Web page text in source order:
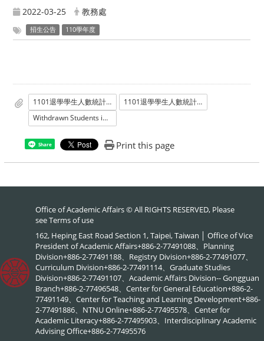
2022-03-25 教務處
招生公告 110學年度
1101退學學生人數統計_學士班
1101退學學生人數統計_學士班
Withdrawn Students in the semester of fall 2021_Undergraduat
Share Print this page
Office of Academic Affairs © All RIGHTS RESERVED, Please
seeTerms of use
162, Heping East Road Section 1, Taipei, Taiwan │ Office of Vice
President of Academic Affairs+886-2-77491088、Planning
Division+886-2-77491188、Registry Division+886-2-77491077、
Curriculum Division+886-2-77491114、Graduate Studies
Division+886-2-77491107、Academic Affairs Division-- Gongguan
Branch+886-2-77496548、Center for General Education+886-2-
77491149、Center for Teaching and Learning Development+886-
2-77491886、NTNU Online+886-2-77495578、Center for
Academic Literacy+886-2-77495903、Interdisciplinary Academic
Advising Office+886-2-77495576